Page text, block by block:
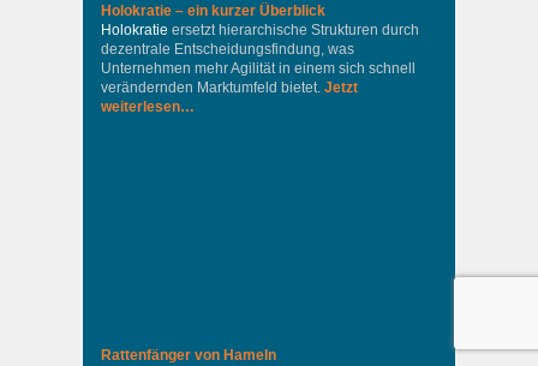
Holokratie – ein kurzer Überblick
Holokratie ersetzt hierarchische Strukturen durch
dezentrale Entscheidungsfindung, was
Unternehmen mehr Agilität in einem sich schnell
verändernden Marktumfeld bietet. Jetzt
weiterlesen…
Rattenfänger von Hameln